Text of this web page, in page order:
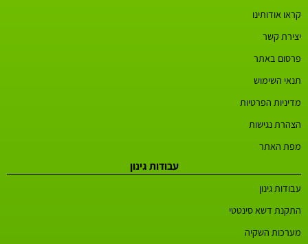
קראו אודותינו
יצירת קשר
פרסום באתר
תנאי השימוש
מדיניות הפרטיות
הצהרת נגישות
מפת האתר
עבודות גינון
עבודות גינון
התקנת דשא סינטטי
מערכות השקיה